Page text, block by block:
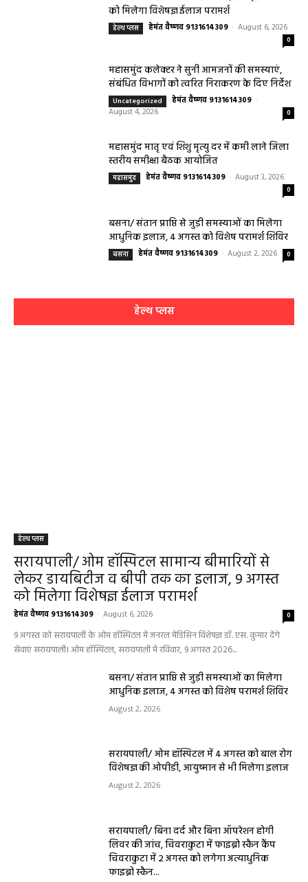
को मिलेगा विशेषज्ञ ईलाज परामर्श
हेल्थ प्लस हेमंत वैष्णव 9131614309 - August 6, 2026
0
महासमुंद कलेक्टर ने सुनी आमजनों की समस्याएं,
संबंधित विभागों को त्वरित निराकरण के दिए निर्देश
Uncategorized हेमंत वैष्णव 9131614309 -
August 4, 2026
0
महासमुंद मातृ एवं शिशु मृत्यु दर में कमी लाने जिला
स्तरीय समीक्षा बैठक आयोजित
महासमुंद हेमंत वैष्णव 9131614309 - August 3, 2026
0
बसना/ संतान प्राप्ति से जुड़ी समस्याओं का मिलेगा
आधुनिक इलाज, 4 अगस्त को विशेष परामर्श शिविर
बसना हेमंत वैष्णव 9131614309 - August 2, 2026 0
हेल्थ प्लस
हेल्थ प्लस
सरायपाली/ ओम हॉस्पिटल सामान्य बीमारियों से
लेकर डायबिटीज व बीपी तक का इलाज, 9 अगस्त
को मिलेगा विशेषज्ञ ईलाज परामर्श
हेमंत वैष्णव 9131614309 - August 6, 2026 0
9 अगस्त को सरायपाली के ओम हॉस्पिटल में जनरल मेडिसिन विशेषज्ञ डॉ. एस. कुमार देंगे
सेवाएं सरायपाली। ओम हॉस्पिटल, सरायपाली में रविवार, 9 अगस्त 2026...
बसना/ संतान प्राप्ति से जुड़ी समस्याओं का मिलेगा
आधुनिक इलाज, 4 अगस्त को विशेष परामर्श शिविर
August 2, 2026
सरायपाली/ ओम हॉस्पिटल में 4 अगस्त को बाल रोग
विशेषज्ञ की ओपीडी, आयुष्मान से भी मिलेगा इलाज
August 2, 2026
सरायपाली/ बिना दर्द और बिना ऑपरेशन होगी
लिवर की जांच, चिवराकुटा में फाइब्रो स्कैन कैंप
चिवराकुटा में 2 अगस्त को लगेगा अत्याधुनिक
फाइब्रो स्कैन...